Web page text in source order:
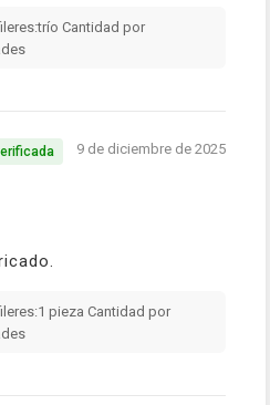
Cantidad por
9 de diciembre de 2025
pieza Cantidad por